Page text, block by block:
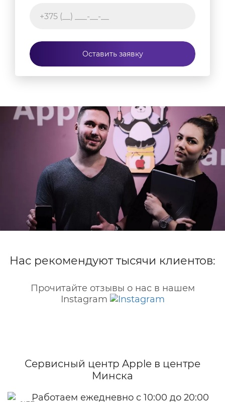
Оставить заявку
Нас рекомендуют тысячи клиентов:
Прочитайте отзывы о нас в нашем
Instagram
Сервисный центр Apple в центре
Минска
Работаем ежедневно с 10:00 до 20:00